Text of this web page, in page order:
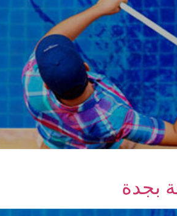
بجدة